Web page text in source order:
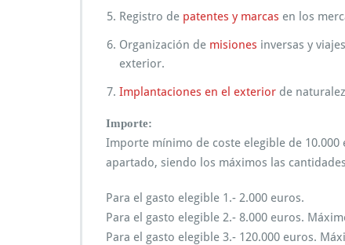
Registro de patentes y marcas en los
Organización de misiones inversas y
exterior.
Implantaciones en el exterior de
Importe:
Importe mínimo de coste elegible de
apartado, siendo los máximos las
Para el gasto elegible 1.- 2.000 euros.
Para el gasto elegible 2.- 8.000 euros.
Para el gasto elegible 3.- 120.000 euros.